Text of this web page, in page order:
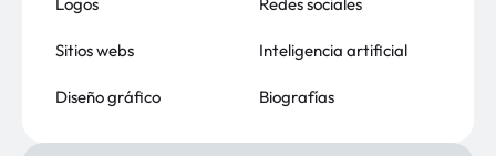
Sitios webs
Diseño gráfico
Inteligencia artificial
Biografías